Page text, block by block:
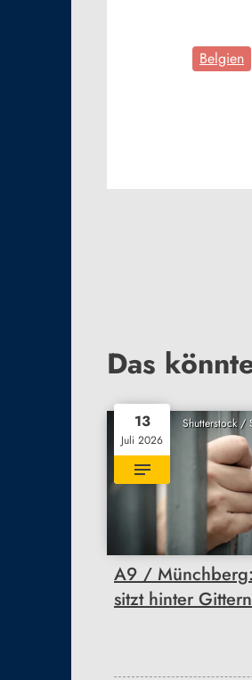
Belgien
Das
Shutterstock /
13
Juli 2026
A9 /
sitzt hinter Gittern